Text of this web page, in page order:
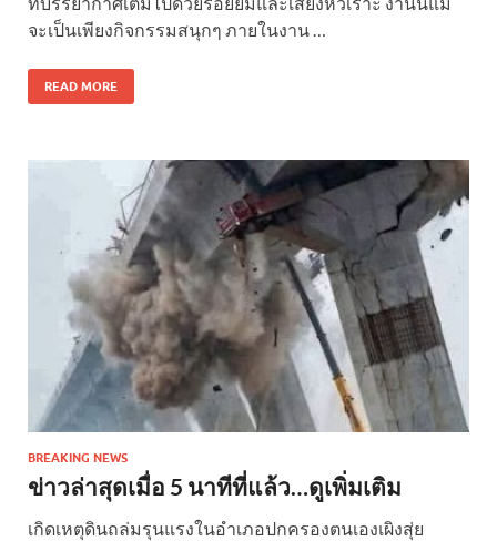
จะเป็นเพียงกิจกรรมสนุกๆ ภายในงาน …
READ MORE
BREAKING NEWS
ข่าวล่าสุดเมื่อ 5 นาทีที่แล้ว…ดูเพิ่มเติม
เกิดเหตุดินถล่มรุนแรงในอำเภอปกครองตนเองเผิงสุ่ย